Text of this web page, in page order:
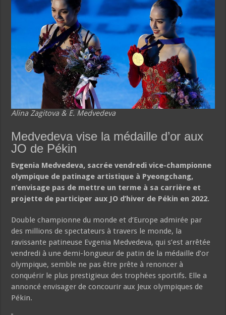
Alina Zagitova & E. Medvedeva
Medvedeva vise la médaille d’or aux
JO de Pékin
Evgenia Medvedeva, sacrée vendredi vice-championne
olympique de patinage artistique à Pyeongchang,
n’envisage pas de mettre un terme à sa carrière et
projette de participer aux JO d’hiver de Pékin en 2022.
Double championne du monde et d’Europe admirée par
des millions de spectateurs à travers le monde, la
ravissante patineuse Evgenia Medvedeva, qui s’est arrêtée
vendredi à une demi-longueur de patin de la médaille d’or
olympique, semble ne pas être prête à renoncer à
conquérir le plus prestigieux des trophées sportifs. Elle a
annoncé envisager de concourir aux Jeux olympiques de
Pékin.